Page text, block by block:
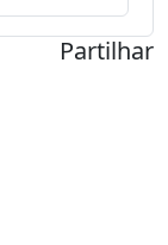
Partilhar